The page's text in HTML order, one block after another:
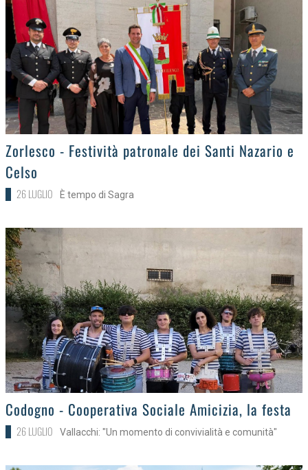
>
Zorlesco - Festività patronale dei Santi Nazario e
Celso
26 LUGLIO È tempo di Sagra
>
Codogno - Cooperativa Sociale Amicizia, la festa
26 LUGLIO Vallacchi: "Un momento di convivialità e comunità"